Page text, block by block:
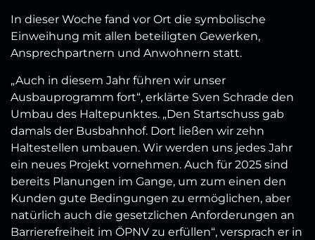
In dieser Woche fand vor Ort die symbolische
Einweihung mit allen beteiligten Gewerken,
Ansprechpartnern und Anwohnern statt.
„Auch in diesem Jahr führen wir unser
Ausbauprogramm fort“, erklärte Sven Schrade den
Umbau des Haltepunktes. „Den Startschuss gab
damals der Busbahnhof. Dort ließen wir zehn
Haltestellen umbauen. Wir werden uns jedes Jahr
ein neues Projekt vornehmen. Auch für 2025 sind
bereits Planungen im Gange, um zum einen den
Kunden gute Bedingungen zu ermöglichen, aber
natürlich auch die gesetzlichen Anforderungen an
Barrierefreiheit im ÖPNV zu erfüllen“, versprach er in